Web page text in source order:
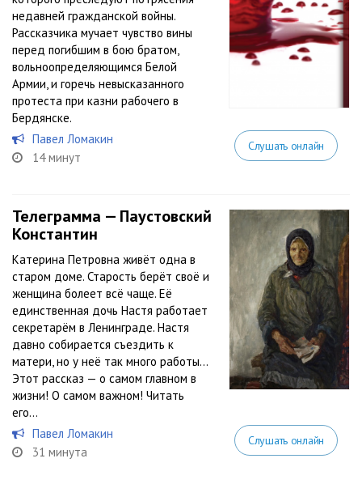
недавней гражданской войны.
Рассказчика мучает чувство вины
перед погибшим в бою братом,
вольноопределяющимся Белой
Армии, и горечь невысказанного
протеста при казни рабочего в
Бердянске.
Павел Ломакин
14 минут
Слушать онлайн
Телеграмма — Паустовский
Константин
Катерина Петровна живёт одна в
старом доме. Старость берёт своё и
женщина болеет всё чаще. Её
единственная дочь Настя работает
секретарём в Ленинграде. Настя
давно собирается съездить к
матери, но у неё так много работы...
Этот рассказ — о самом главном в
жизни! О самом важном! Читать
его...
Павел Ломакин
31 минута
Слушать онлайн